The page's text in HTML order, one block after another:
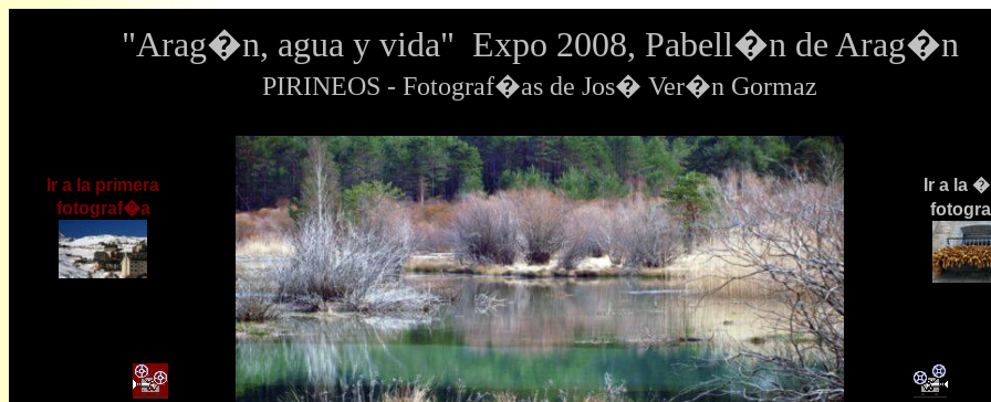
"Arag�n, agua y vida" Expo 2008, Pabell�n de Arag�n
PIRINEOS - Fotograf�as de Jos� Ver�n Gormaz
Ir a la primera
fotograf�a
Ir a la